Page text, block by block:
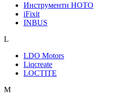
Инструменти HOTO
iFixit
INBUS
L
LDO Motors
Liqcreate
LOCTITE
M